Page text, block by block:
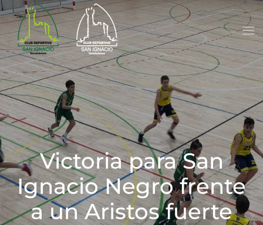
Skip to main content
Victoria para San
Ignacio Negro frente
a un Aristos fuerte